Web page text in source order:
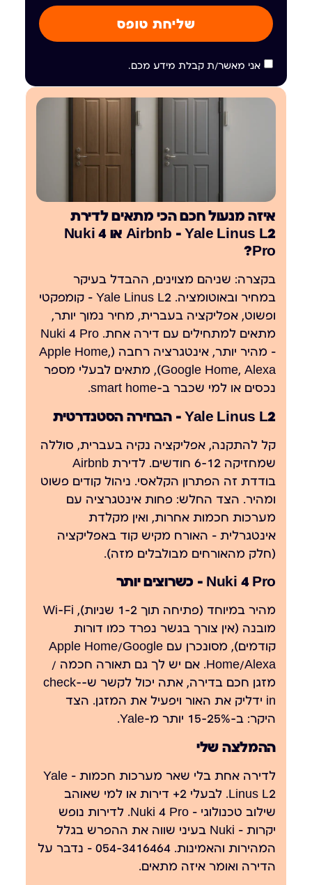
איזה מנעול חכם הכי מתאים לדירת
Airbnb — Yale Linus L2 או Nuki 4
Pro?
בקצרה: שניהם מצוינים, ההבדל בעיקר
במחיר ובאוטומציה. Yale Linus L2 — קומפקטי
ופשוט, אפליקציה בעברית, מחיר נמוך יותר,
מתאים למתחילים עם דירה אחת. Nuki 4 Pro
— מהיר יותר, אינטגרציה רחבה (Apple Home,
Google Home, Alexa), מתאים לבעלי מספר
נכסים או למי שכבר ב-smart home.
Yale Linus L2 — הבחירה הסטנדרטית
קל להתקנה, אפליקציה נקיה בעברית, סוללה
שמחזיקה 6-12 חודשים. לדירת Airbnb
בודדת זה הפתרון הקלאסי. ניהול קודים פשוט
ומהיר. הצד החלש: פחות אינטגרציה עם
מערכות חכמות אחרות, ואין מקלדת
אינטגרלית — האורח מקיש קוד באפליקציה
(חלק מהאורחים מבולבלים מזה).
Nuki 4 Pro — כשרוצים יותר
מהיר במיוחד (פתיחה תוך 1-2 שניות), Wi-Fi
מובנה (אין צורך בגשר נפרד כמו דורות
קודמים), מסונכרן עם Apple Home/Google
Home/Alexa. אם יש לך גם תאורה חכמה /
מזגן חכם בדירה, אתה יכול לקשר ש-check-
in ידליק את האור ויפעיל את המזגן. הצד
היקר: ב-15-25% יותר מ-Yale.
ההמלצה שלי
לדירה אחת בלי שאר מערכות חכמות — Yale
Linus L2. לבעלי 2+ דירות או למי שאוהב
שילוב טכנולוגי — Nuki 4 Pro. לדירות נופש
יקרות — Nuki בעיני שווה את ההפרש בגלל
המהירות והאמינות. 054-3416464— נדבר על
הדירה ואומר איזה מתאים.
אני מאשר/ת קבלת מידע מכם.
שליחת טופס